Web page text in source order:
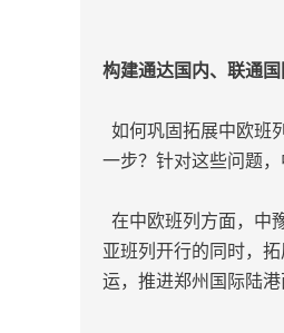
构建通达国内、联通
如何巩固拓展中欧班
一步？针对这些问题
在中欧班列方面，中
亚班列开行的同时，
运，推进郑州国际陆